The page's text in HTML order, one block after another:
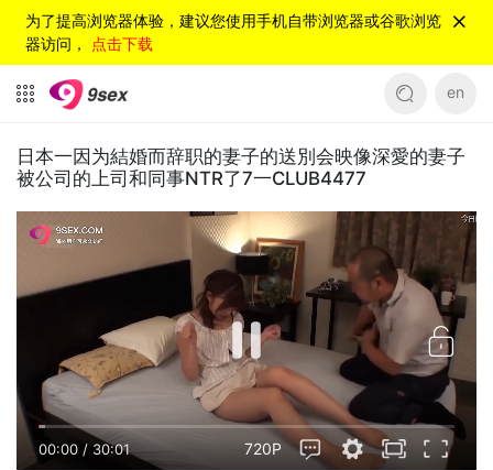
为了提高浏览器体验，建议您使用手机自带浏览器或谷歌浏览
器访问， 点击下载
en
日本一因为結婚而辞职的妻子的送別会映像深愛的妻子
被公司的上司和同事NTR了7一CLUB4477
00:00 / 30:01 720P